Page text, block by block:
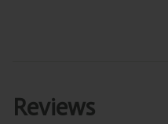
Reviews